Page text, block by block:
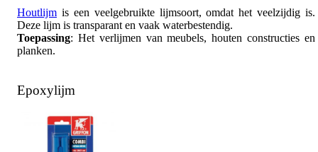
Houtlijm is een veelgebruikte lijmsoort, omdat het veelzijdig is.
Deze lijm is transparant en vaak waterbestendig.
Toepassing: Het verlijmen van meubels, houten constructies en
planken.
Epoxylijm